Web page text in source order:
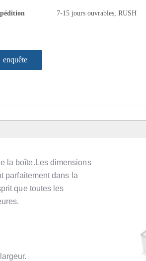
7-15 jours ouvrables, RUSH
enquête
la boîte.Les dimensions
parfaitement dans la
que toutes les